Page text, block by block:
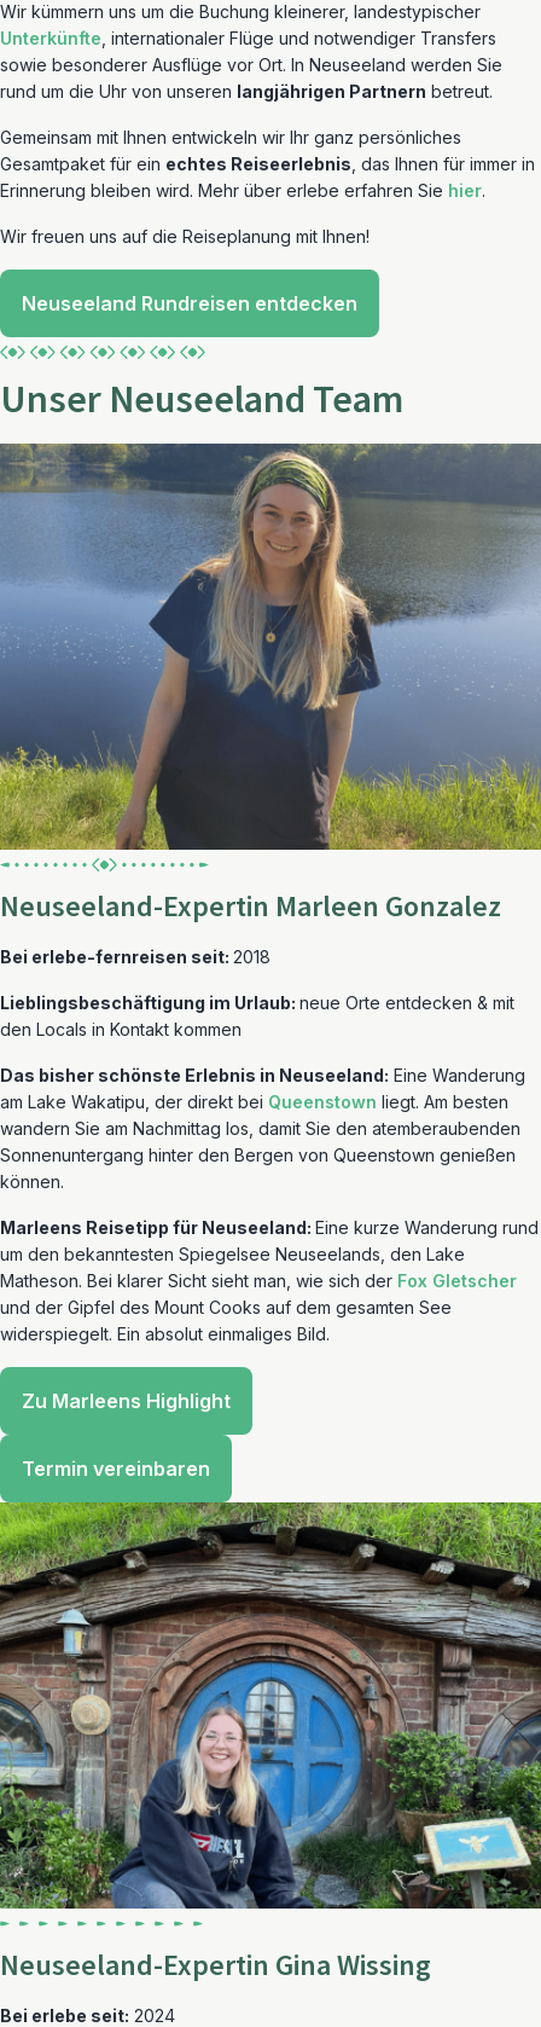
Wir kümmern uns um die Buchung kleinerer, landestypischer
Unterkünfte , internationaler Flüge und notwendiger Transfers
sowie besonderer Ausflüge vor Ort. In Neuseeland werden Sie
rund um die Uhr von unseren langjährigen Partnern betreut.
Gemeinsam mit Ihnen entwickeln wir Ihr ganz persönliches
Gesamtpaket für ein echtes Reiseerlebnis , das Ihnen für immer in
Erinnerung bleiben wird. Mehr über erlebe erfahren Sie hier.
Wir freuen uns auf die Reiseplanung mit Ihnen!
Neuseeland Rundreisen entdecken
Unser Neuseeland Team
Neuseeland-Expertin Marleen Gonzalez
Bei erlebe-fernreisen seit: 2018
Lieblingsbeschäftigung im Urlaub: neue Orte entdecken & mit
den Locals in Kontakt kommen
Das bisher schönste Erlebnis in Neuseeland: Eine Wanderung
am Lake Wakatipu, der direkt bei Queenstown liegt. Am besten
wandern Sie am Nachmittag los, damit Sie den atemberaubenden
Sonnenuntergang hinter den Bergen von Queenstown genießen
können.
Marleens Reisetipp für Neuseeland: Eine kurze Wanderung rund
um den bekanntesten Spiegelsee Neuseelands, den Lake
Matheson. Bei klarer Sicht sieht man, wie sich der Fox Gletscher
und der Gipfel des Mount Cooks auf dem gesamten See
widerspiegelt. Ein absolut einmaliges Bild.
Zu Marleens Highlight
Termin vereinbaren
Neuseeland-Expertin Gina Wissing
Bei erlebe seit: 2024